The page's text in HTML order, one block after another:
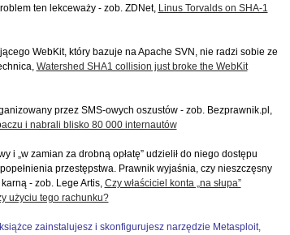
ten lekceważy - zob. ZDNet, Linus Torvalds on SHA-1
WebKit, który bazuje na Apache SVN, nie radzi sobie ze
Watershed SHA1 collision just broke the WebKit
przez SMS-owych oszustów - zob. Bezprawnik.pl,
i nabrali blisko 80 000 internautów
i „w zamian za drobną opłatę” udzielił do niego dostępu
przestępstwa. Prawnik wyjaśnia, czy nieszczęsny
- zob. Lege Artis, Czy właściciel konta „na słupa”
użyciu tego rachunku?
zainstalujesz i skonfigurujesz narzędzie Metasploit,